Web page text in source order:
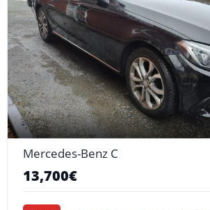
Mercedes-Benz C
13,700€